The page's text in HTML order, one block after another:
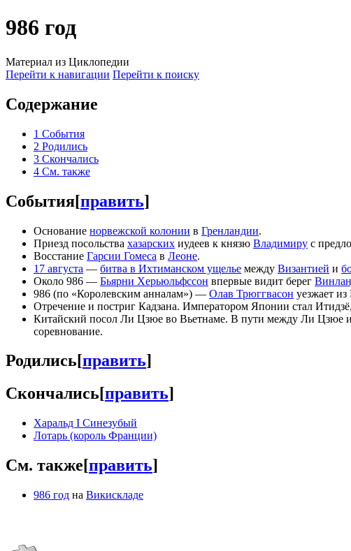
986 год
Материал из Циклопедии
Перейти к навигации Перейти к поиску
Содержание
1 События
2 Родились
3 Скончались
4 См. также
События[править]
Основание норвежской колонии в Гренландии.
Приезд посольства хазарских иудеев к князю Владимиру с
Восстание Гарсии Гомеса в Леоне.
17 августа — битва в Ихтиманском ущелье между Византией и
Около 986 — Бьярни Херьюльфссон впервые видит берег
986 (по «Королевским анналам») — Олав Трюггвасон уезжает
Отречение и постриг Кадзана. Императором Японии стал
Китайский посол Ли Цзюе во Вьетнаме. В пути между Ли Цзюе
соревнование.
Родились[править]
Скончались[править]
Харальд I Синезубый
Лотарь (король Франции)
См. также[править]
986 год на Викискладе